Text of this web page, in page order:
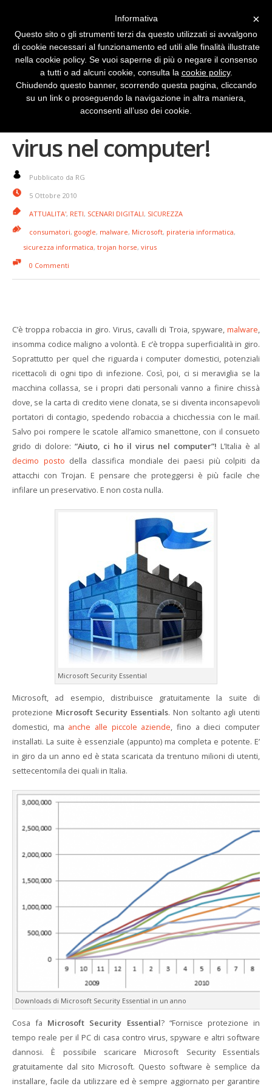
Sicurezza: aiuto ci ho il
virus nel computer!
Pubblicato da RG
5 Ottobre 2010
ATTUALITA', RETI, SCENARI DIGITALI, SICUREZZA
consumatori, google, malware, Microsoft, pirateria informatica,
sicurezza informatica, trojan horse, virus
0 Commenti
C’è troppa robaccia in giro. Virus, cavalli di Troia, spyware, malware,
insomma codice maligno a volontà. E c’è troppa superficialità in giro.
Soprattutto per quel che riguarda i computer domestici, potenziali
ricettacoli di ogni tipo di infezione. Così, poi, ci si meraviglia se la
macchina collassa, se i propri dati personali vanno a finire chissà
dove, se la carta di credito viene clonata, se si diventa inconsapevoli
portatori di contagio, spedendo robaccia a chicchessia con le mail.
Salvo poi rompere le scatole all’amico smanettone, con il consueto
grido di dolore: “Aiuto, ci ho il virus nel computer”! L’Italia è al
decimo posto della classifica mondiale dei paesi più colpiti da
attacchi con Trojan. E pensare che proteggersi è più facile che
infilare un preservativo. E non costa nulla.
Microsoft Security Essential
Microsoft, ad esempio, distribuisce gratuitamente la suite di
protezione Microsoft Security Essentials. Non soltanto agli utenti
domestici, ma anche alle piccole aziende, fino a dieci computer
installati. La suite è essenziale (appunto) ma completa e potente. E’
in giro da un anno ed è stata scaricata da trentuno milioni di utenti,
settecentomila dei quali in Italia.
Downloads di Microsoft Security Essential in un anno
Cosa fa Microsoft Security Essential? “Fornisce protezione in
tempo reale per il PC di casa contro virus, spyware e altri software
dannosi. È possibile scaricare Microsoft Security Essentials
gratuitamente dal sito Microsoft. Questo software è semplice da
installare, facile da utilizzare ed è sempre aggiornato per garantire
×
Informativa
Questo sito o gli strumenti terzi da questo utilizzati si avvalgono
di cookie necessari al funzionamento ed utili alle finalità illustrate
nella cookie policy. Se vuoi saperne di più o negare il consenso
a tutti o ad alcuni cookie, consulta la cookie policy.
Chiudendo questo banner, scorrendo questa pagina, cliccando
su un link o proseguendo la navigazione in altra maniera,
acconsenti all’uso dei cookie.